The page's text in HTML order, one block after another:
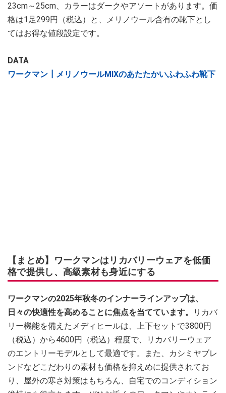
23cm～25cm、カラーはダークやアソートがあります。価
格は1足299円（税込）と、メリノウール含有の靴下とし
てはお得な値段設定です。
DATA
ワークマン┃メリノウールMIXのあたたかいふわふわ靴下
【まとめ】ワークマンはリカバリーウェアを低価
格で提供し、高級素材も身近にする
ワークマンの2025年秋冬のインナーラインアップは、
日々の快適性を高めることに焦点を当てています。
リカバ
リー機能を備えたメディヒールは、上下セットで3800円
（税込）から4600円（税込）程度で、リカバリーウェア
のエントリーモデルとして最適です。また、カシミヤブレ
ンドなどこだわりの素材も価格を抑えめに提供されてお
り、屋外の寒さ対策はもちろん、自宅でのコンディション